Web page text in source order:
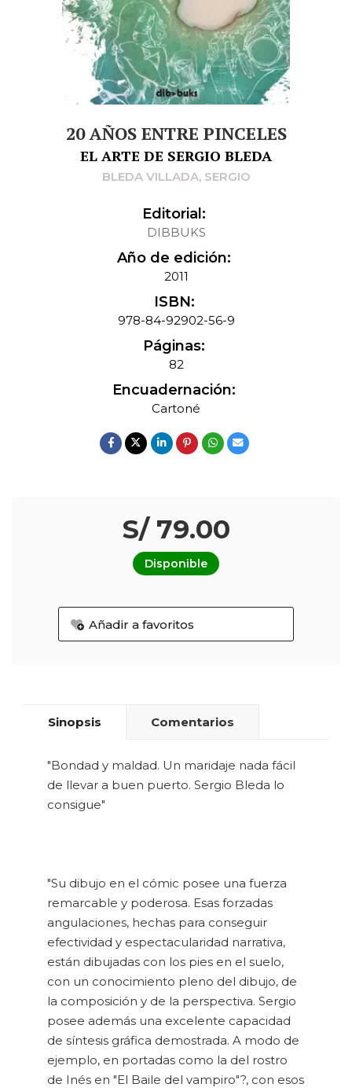
20 AÑOS ENTRE PINCELES
EL ARTE DE SERGIO BLEDA
BLEDA VILLADA, SERGIO
Editorial:
DIBBUKS
Año de edición:
2011
ISBN:
978-84-92902-56-9
Páginas:
82
Encuadernación:
Cartoné
S/ 79.00
Disponible
Añadir a favoritos
Sinopsis Comentarios
"Bondad y maldad. Un maridaje nada fácil
de llevar a buen puerto. Sergio Bleda lo
consigue"
"Su dibujo en el cómic posee una fuerza
remarcable y poderosa. Esas forzadas
angulaciones, hechas para conseguir
efectividad y espectacularidad narrativa,
están dibujadas con los pies en el suelo,
con un conocimiento pleno del dibujo, de
la composición y de la perspectiva. Sergio
posee además una excelente capacidad
de síntesis gráfica demostrada. A modo de
ejemplo, en portadas como la del rostro
de Inés en "El Baile del vampiro"?, con esos